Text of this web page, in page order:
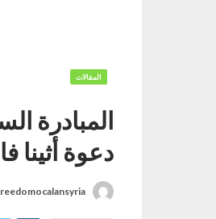
المقالات
​​​​​​​المبادرة
دعوة أثينا